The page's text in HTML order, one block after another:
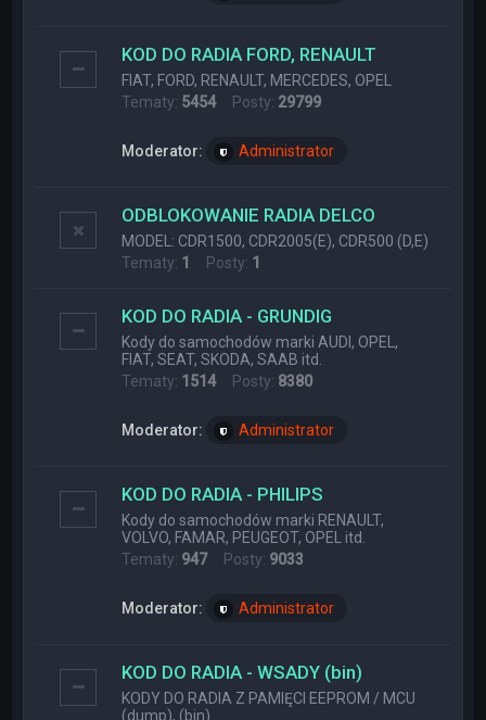
KOD DO RADIA FORD, RENAULT
FIAT, FORD, RENAULT, MERCEDES, OPEL
Tematy: 5454Posty: 29799
Moderator: Administrator
ODBLOKOWANIE RADIA DELCO
MODEL: CDR1500, CDR2005(E), CDR500 (D,E)
Tematy: 1 Posty: 1
KOD DO RADIA - GRUNDIG
Kody do samochodów marki AUDI, OPEL,
FIAT, SEAT, SKODA, SAAB itd.
Tematy: 1514Posty: 8380
Moderator: Administrator
KOD DO RADIA - PHILIPS
Kody do samochodów marki RENAULT,
VOLVO, FAMAR, PEUGEOT, OPEL itd.
Tematy: 947Posty: 9033
Moderator: Administrator
KOD DO RADIA - WSADY (bin)
KODY DO RADIA Z PAMIĘCI EEPROM / MCU
(dump), (bin)